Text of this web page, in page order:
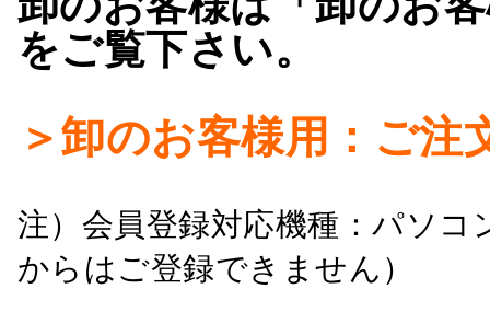
をご覧下さい。
＞卸のお客様用：ご注
注）会員登録対応機種：パソ
からはご登録できません）